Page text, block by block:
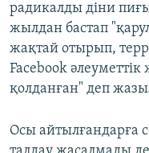
радикалды діни
жылдан бастап
жақтай отырып,
Facebook
қолданған" деп
Осы айтылғандарға